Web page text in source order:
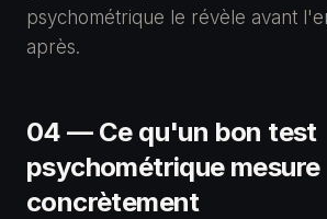
psychométrique le révèle avant
après.
04 — Ce qu'un bon test
psychométrique mesure
concrètement